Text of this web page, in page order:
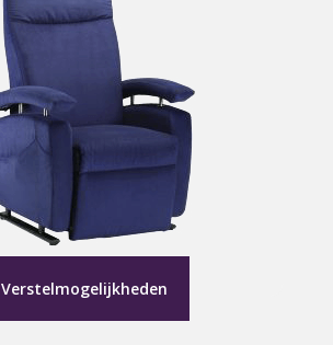
Verstelmogelijkheden